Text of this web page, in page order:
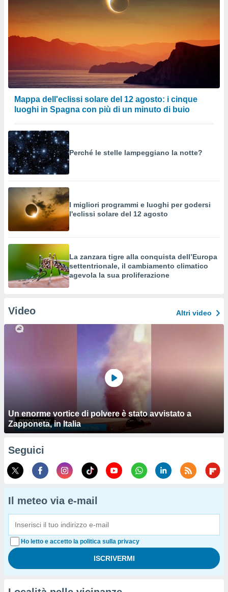
Mappa dell'eclissi solare del 12 agosto: i cinque
luoghi in Spagna con più di un minuto di buio
Perché le stelle lampeggiano la notte?
I migliori programmi e luoghi per godersi
l'eclissi solare del 12 agosto
La zanzara tigre alla conquista dell’Europa
settentrionale, il cambiamento climatico
agevola la sua proliferazione
Video Altri video
Un enorme vortice di polvere è stato avvistato a
Zapponeta, in Italia
Seguici
Il meteo via e-mail
Ho letto e accetto la politica sulla privacy